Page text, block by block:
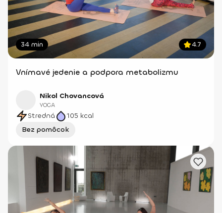
34 min 4.7
Vnímavé jedenie a podpora metabolizmu
Nikol Chovancová
YOGA
Stredná 105 kcal
Bez pomôcok